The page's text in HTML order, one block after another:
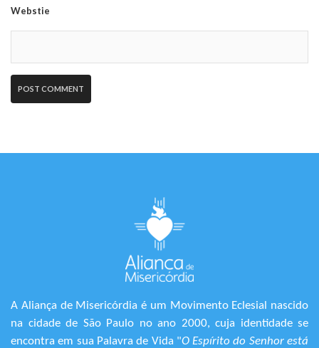
Webstie
A Aliança de Misericórdia é um Movimento Eclesial nascido
na cidade de São Paulo no ano 2000, cuja identidade se
encontra em sua Palavra de Vida "O Espírito do Senhor está